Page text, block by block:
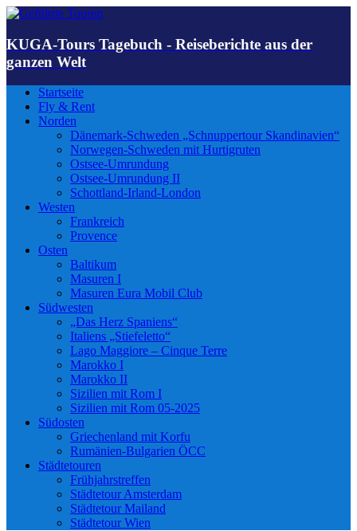
KUGA-Tours Tagebuch - Reiseberichte aus der
ganzen Welt
Startseite
Fly & Rent
Norden
Dänemark-Schweden „Schnuppertour Skandinavien“
Norwegen-Schweden mit Hurtigruten
Ostsee-Umrundung
Ostsee-Umrundung II
Schottland-Irland-London
Westen
Frankreich
Provence
Osten
Baltikum
Masuren I
Masuren Eura Mobil Club
Südwesten
„Das Herz Spaniens“
Italiens „Stiefeletto“
Lago Maggiore – Cinque Terre
Marokko I
Marokko II
Sizilien mit Rom I
Sizilien mit Rom 05-2025
Südosten
Griechenland mit Korfu
Rumänien-Bulgarien ÖCC
Städtetouren
Frühjahrstreffen
Städtetour Amsterdam
Städtetour Mailand
Städtetour Wien